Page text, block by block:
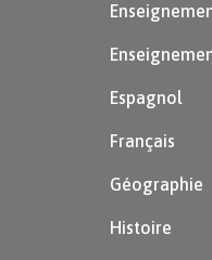
Espagnol
Français
Géographie
Histoire